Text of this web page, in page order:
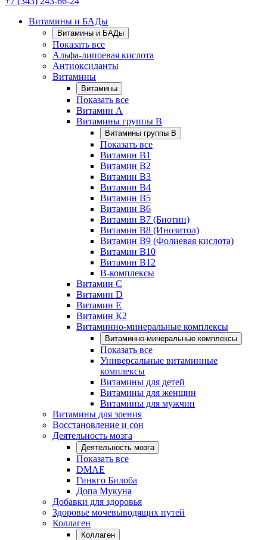
Витамины и БАДы
Витамины и БАДы
Показать все
Альфа-липоевая кислота
Антиоксиданты
Витамины
Витамины
Показать все
Витамин A
Витамины группы B
Витамины группы B
Показать все
Витамин B1
Витамин B2
Витамин B3
Витамин B4
Витамин B5
Витамин B6
Витамин B7 (Биотин)
Витамин B8 (Инозитол)
Витамин B9 (Фолиевая кислота)
Витамин B10
Витамин B12
B-комплексы
Витамин C
Витамин D
Витамин E
Витамин К2
Витаминно-минеральные комплексы
Витаминно-минеральные комплексы
Показать все
Универсальные витаминные
комплексы
Витамины для детей
Витамины для женщин
Витамины для мужчин
Витамины для зрения
Восстановление и сон
Деятельность мозга
Деятельность мозга
Показать все
DMAE
Гинкго Билоба
Допа Мукуна
Добавки для здоровья
Здоровье мочевыводящих путей
Коллаген
Коллаген